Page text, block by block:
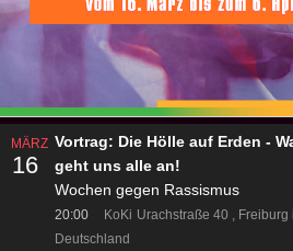
MÄRZ
16
Vortrag: Die Hölle auf Erden -
geht uns alle an!
Wochen gegen Rassismus
20:00 KoKi Urachstraße 40
Freiburg
Deutschland